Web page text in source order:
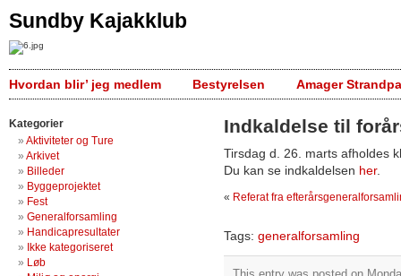
Sundby Kajakklub
Hvordan blir’ jeg medlem Bestyrelsen Amager
Kategorier
Aktiviteter og Ture
Arkivet
Billeder
Byggeprojektet
Fest
Generalforsamling
Handicapresultater
Ikke kategoriseret
Løb
Indkaldelse til
Tirsdag d. 26. marts afholdes
Du kan se indkaldelsen her.
« Referat fra
Tags: generalforsamling